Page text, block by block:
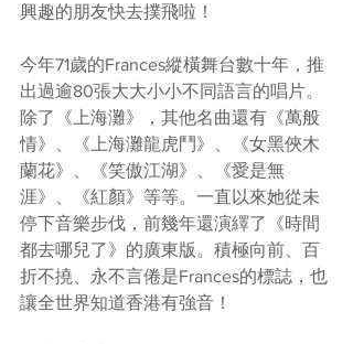
興趣的朋友快去撲飛啦！
今年71歲的Frances縱橫舞台數十年，推
出過逾80張大大小小不同語言的唱片。
除了《上海灘》，其他名曲還有《萬般
情》、《上海灘龍虎鬥》、《女黑俠木
蘭花》、《笑傲江湖》、《愛是無
涯》、《紅顏》等等。一直以來她從未
停下音樂步伐，前幾年還演繹了《時間
都去哪兒了》的廣東版。積極向前、百
折不撓、永不言倦是Frances的標誌，也
讓全世界知道香港有強音！